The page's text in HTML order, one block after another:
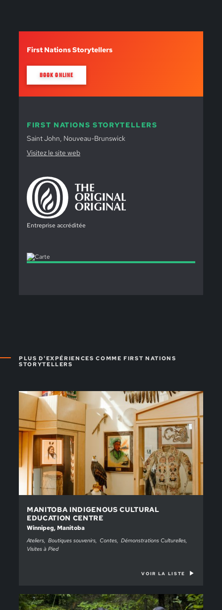
First Nations Storytellers
BOOK ONLINE
FIRST NATIONS STORYTELLERS
Saint John, Nouveau-Brunswick
Visitez le site web
Entreprise accréditée
PLUS D'EXPÉRIENCES COMME FIRST NATIONS
STORYTELLERS
MANITOBA INDIGENOUS CULTURAL
EDUCATION CENTRE
Winnipeg, Manitoba
Ateliers Boutiques souvenirs Contes Démonstrations Culturelles
Visites à Pied
VOIR LA LISTE